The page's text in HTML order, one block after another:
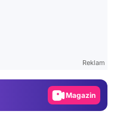
Reklam
Magazin